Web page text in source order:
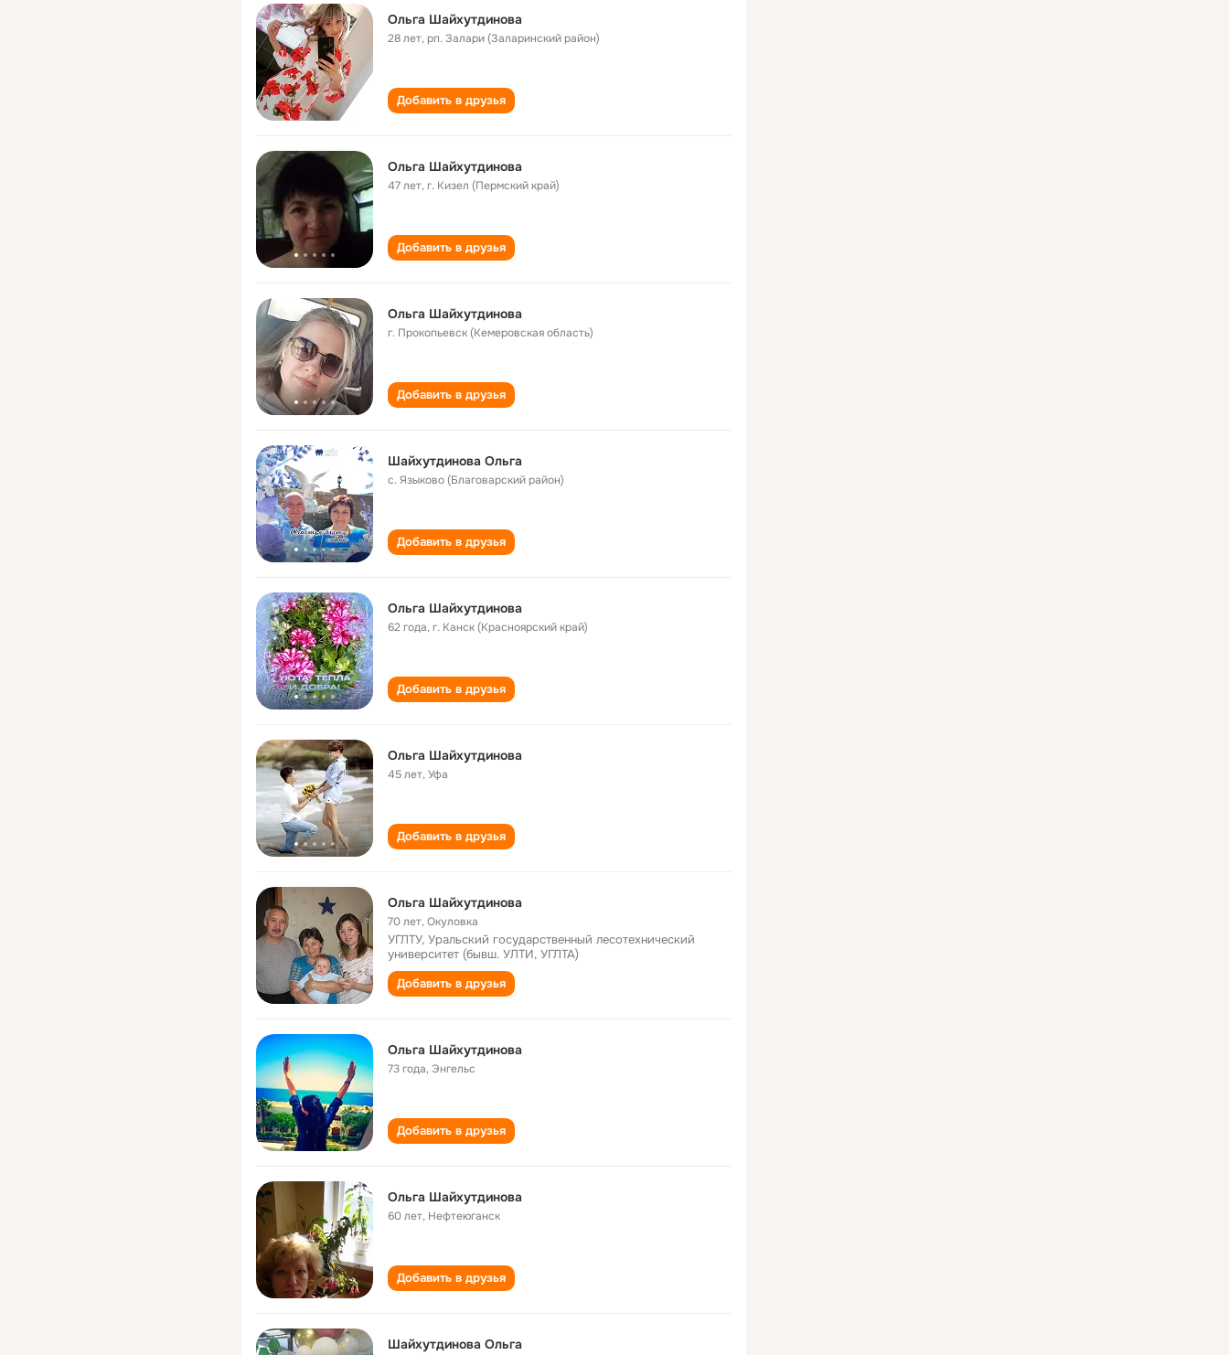
Ольга Шайхутдинова
28 лет,рп. Залари (Заларинский район)
Добавить в друзья
Ольга Шайхутдинова
47 лет,г. Кизел (Пермский край)
Добавить в друзья
Ольга Шайхутдинова
г. Прокопьевск (Кемеровская область)
Добавить в друзья
Шайхутдинова Ольга
с. Языково (Благоварский район)
Добавить в друзья
Ольга Шайхутдинова
62 года,г. Канск (Красноярский край)
Добавить в друзья
Ольга Шайхутдинова
45 лет,Уфа
Добавить в друзья
Ольга Шайхутдинова
70 лет,Окуловка
УГЛТУ, Уральский государственный лесотехнический
университет (бывш. УЛТИ, УГЛТА)
Добавить в друзья
Ольга Шайхутдинова
73 года, Энгельс
Добавить в друзья
Ольга Шайхутдинова
60 лет, Нефтеюганск
Добавить в друзья
Шайхутдинова Ольга